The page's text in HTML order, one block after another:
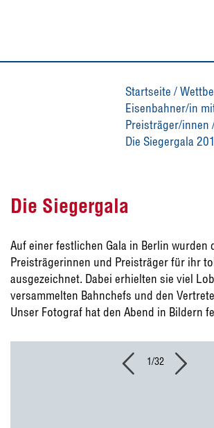
Startseite /
Eisenbahner/in
Preisträger/innen
Die Siegergala
Die Siegergala
Auf einer festlichen Gala in Berlin wurden
Preisträgerinnen und Preisträger für ihr
ausgezeichnet. Dabei erhielten sie viel
versammelten Bahnchefs und den
Unser Fotograf hat den Abend in Bildern
1/32